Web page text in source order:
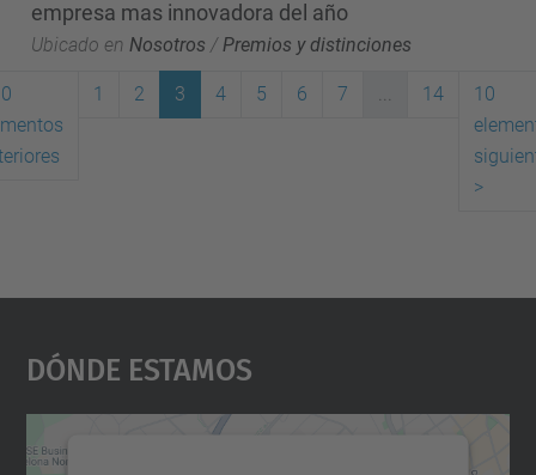
empresa mas innovadora del año
Ubicado en Nosotros /Premios y distinciones
1 2 3 4 5 6 7 ... 14
10
>
Dónde Estamos